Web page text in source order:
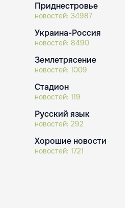
Приднестровье
новостей: 34987
Украина-Россия
новостей: 8490
Землетрясение
новостей: 1009
Стадион
новостей: 119
Русский язык
новостей: 292
Хорошие новости
новостей: 1721